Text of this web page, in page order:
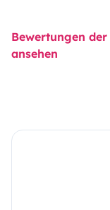
Bewertungen
ansehen